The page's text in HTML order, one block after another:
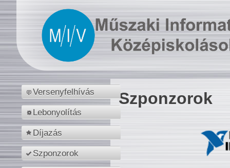
Versenyfelhívás
Lebonyolítás
Díjazás
Szponzorok
Szponzorok